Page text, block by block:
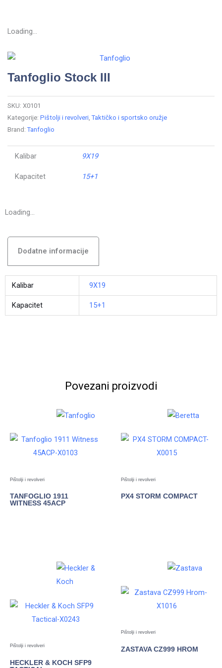
Loading...
Tanfoglio Stock III
SKU: X0101
Kategorije: Pištolji i revolveri ,Taktičko i sportsko oružje
Brand:Tanfoglio
Kalibar 9X19
Kapacitet 15+1
Loading...
Dodatne informacije
Kalibar 9X19
Kapacitet 15+1
Povezani proizvodi
Pištolji i revolveri
TANFOGLIO 1911
WITNESS 45ACP
Pištolji i revolveri
PX4 STORM COMPACT
Pištolji i revolveri
HECKLER & KOCH SFP9
Pištolji i revolveri
ZASTAVA CZ999 HROM